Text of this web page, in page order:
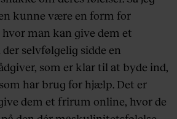
kunne være en form for
man kan give dem et
selvfølgelig sidde en
som er klar til at byde ind,
har brug for hjælp. Det er
dem et frirum online, hvor de